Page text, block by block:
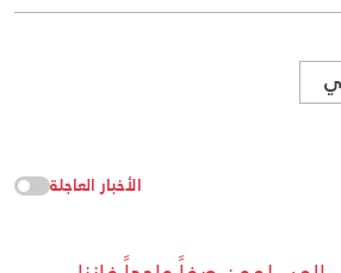
الأخبار العاجلة